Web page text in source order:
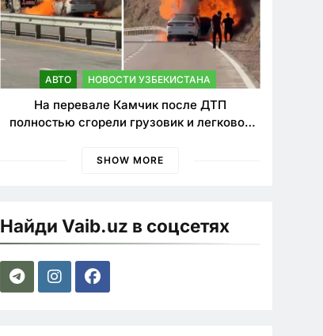
АВТО НОВОСТИ УЗБЕКИСТАНА
На перевале Камчик после ДТП
полностью сгорели грузовик и легковой
SHOW MORE
Найди Vaib.uz в соцсетях